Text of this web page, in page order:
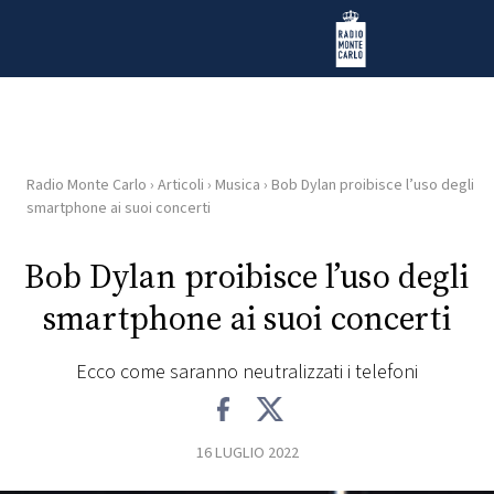
Radio Monte Carlo
HOME
RADIO
WEB
Radio Monte Carlo › Articoli › Musica › Bob Dylan proibisce l’uso degli
smartphone ai suoi concerti
Bob Dylan proibisce l’uso degli
smartphone ai suoi concerti
Ecco come saranno neutralizzati i telefoni
16 LUGLIO 2022